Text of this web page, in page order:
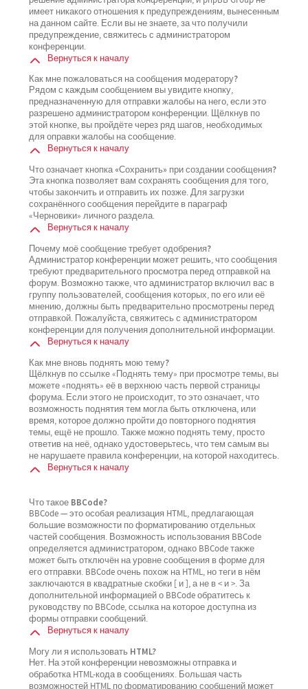
имеет никакого отношения к предупреждениям, вынесенным
на данном сайте. Если вы не знаете, за что получили
предупреждение, свяжитесь с администратором
конференции.
Вернуться к началу
Как мне пожаловаться на сообщения модератору?
Рядом с каждым сообщением вы увидите кнопку,
предназначенную для отправки жалобы на него, если это
разрешено администратором конференции. Щёлкнув по
этой кнопке, вы пройдёте через ряд шагов, необходимых
для оправки жалобы на сообщение.
Вернуться к началу
Что означает кнопка «Сохранить» при создании сообщения?
Эта кнопка позволяет вам сохранять сообщения для того,
чтобы закончить и отправить их позже. Для загрузки
сохранённого сообщения перейдите в параграф
«Черновики» личного раздела.
Вернуться к началу
Почему моё сообщение требует одобрения?
Администратор конференции может решить, что сообщения
требуют предварительного просмотра перед отправкой на
форум. Возможно также, что администратор включил вас в
группу пользователей, сообщения которых, по его или её
мнению, должны быть предварительно просмотрены перед
отправкой. Пожалуйста, свяжитесь с администратором
конференции для получения дополнительной информации.
Вернуться к началу
Как мне вновь поднять мою тему?
Щёлкнув по ссылке «Поднять тему» при просмотре темы, вы
можете «поднять» её в верхнюю часть первой страницы
форума. Если этого не происходит, то это означает, что
возможность поднятия тем могла быть отключена, или
время, которое должно пройти до повторного поднятия
темы, ещё не прошло. Также можно поднять тему, просто
ответив на неё, однако удостоверьтесь, что тем самым вы
не нарушаете правила конференции, на которой находитесь.
Вернуться к началу
Что такое BBCode?
BBCode — это особая реализация HTML, предлагающая
большие возможности по форматированию отдельных
частей сообщения. Возможность использования BBCode
определяется администратором, однако BBCode также
может быть отключён на уровне сообщения в форме для
его отправки. BBCode очень похож на HTML, но теги в нём
заключаются в квадратные скобки [ и ], а не в < и >. За
дополнительной информацией о BBCode обратитесь к
руководству по BBCode, ссылка на которое доступна из
формы отправки сообщений.
Вернуться к началу
Могу ли я использовать HTML?
Нет. На этой конференции невозможны отправка и
обработка HTML-кода в сообщениях. Большая часть
возможностей HTML по форматированию сообщений может